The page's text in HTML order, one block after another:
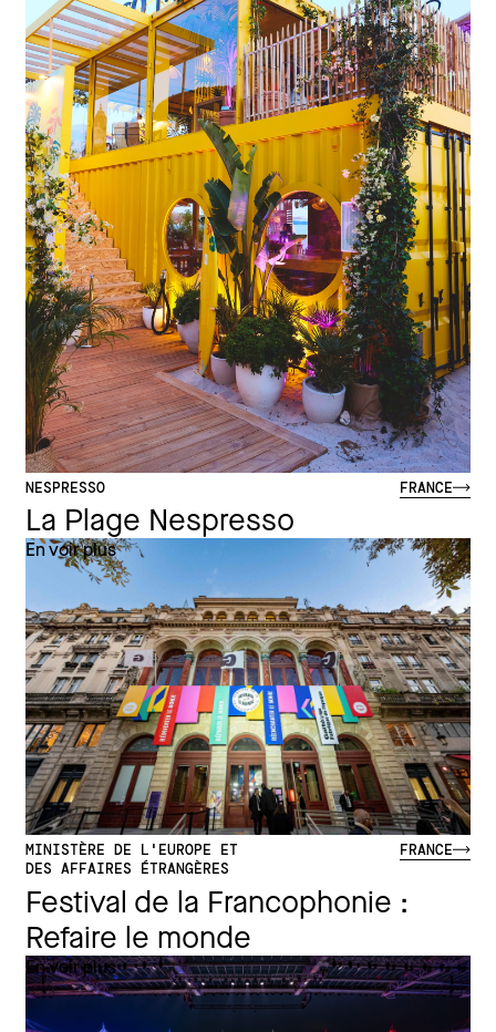
NESPRESSO FRANCE
La Plage Nespresso
En voir plus
MINISTÈRE DE L'EUROPE ET
DES AFFAIRES ÉTRANGÈRES
FRANCE
Festival de la Francophonie :
Refaire le monde
En voir plus